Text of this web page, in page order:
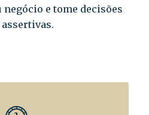
e tome decisões